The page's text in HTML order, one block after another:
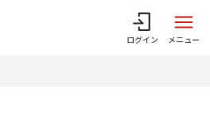
ログイン メニュー